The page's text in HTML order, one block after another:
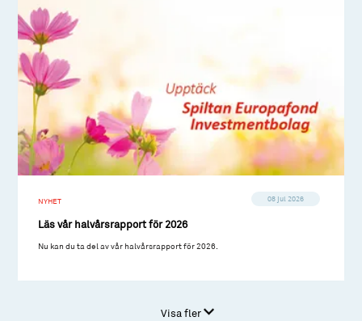
NYHET 08 jul 2026
Läs vår halvårsrapport för 2026
Nu kan du ta del av vår halvårsrapport för 2026.
Visa fler